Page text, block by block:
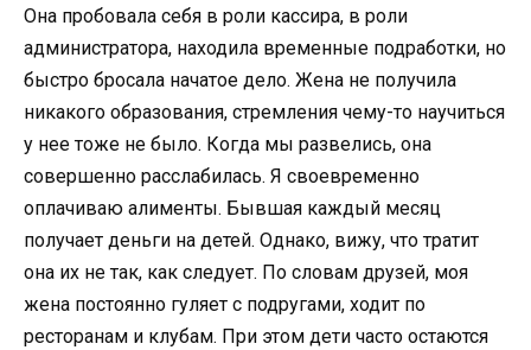
Она пробовала себя в роли кассира, в роли
администратора, находила временные подработки, но
быстро бросала начатое дело. Жена не получила
никакого образования, стремления чему-то научиться
у нее тоже не было. Когда мы развелись, она
совершенно расслабилась. Я своевременно
оплачиваю алименты. Бывшая каждый месяц
получает деньги на детей. Однако, вижу, что тратит
она их не так, как следует. По словам друзей, моя
жена постоянно гуляет с подругами, ходит по
ресторанам и клубам. При этом дети часто остаются